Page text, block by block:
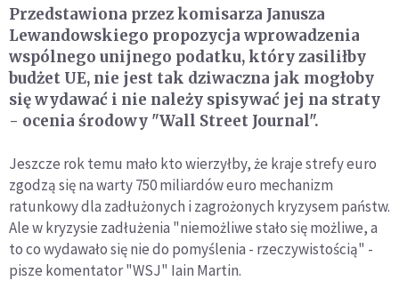
Przedstawiona przez komisarza Janusza
Lewandowskiego propozycja wprowadzenia
wspólnego unijnego podatku, który zasiliłby
budżet UE, nie jest tak dziwaczna jak mogłoby
się wydawać i nie należy spisywać jej na straty
- ocenia środowy "Wall Street Journal".
Jeszcze rok temu mało kto wierzyłby, że kraje strefy euro
zgodzą się na warty 750 miliardów euro mechanizm
ratunkowy dla zadłużonych i zagrożonych kryzysem państw.
Ale w kryzysie zadłużenia "niemożliwe stało się możliwe, a
to co wydawało się nie do pomyślenia - rzeczywistością" -
pisze komentator "WSJ" Iain Martin.